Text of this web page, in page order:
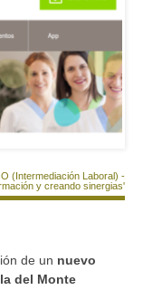
(Intermediación Laboral) -
y creando sinergias'
de un nuevo
del Monte